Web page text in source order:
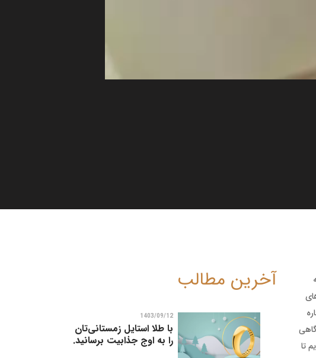
تا
آخرین مطالب
1403/09/12
با طلا استایل زمستانی‌تان
را به اوج جذابیت برسانید.